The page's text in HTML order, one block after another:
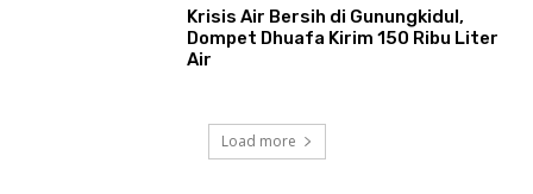
Krisis Air Bersih di Gunungkidul,
Dompet Dhuafa Kirim 150 Ribu Liter
Air
Load more